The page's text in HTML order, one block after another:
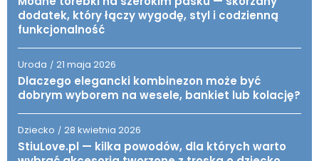
dodatek, który łączy wygodę, styl i codzienną
funkcjonalność
Uroda / 21 maja 2026
Dlaczego elegancki kombinezon może być
dobrym wyborem na wesele, bankiet lub kolację?
Dziecko / 28 kwietnia 2026
StiuLove.pl — kilka powodów, dla których warto